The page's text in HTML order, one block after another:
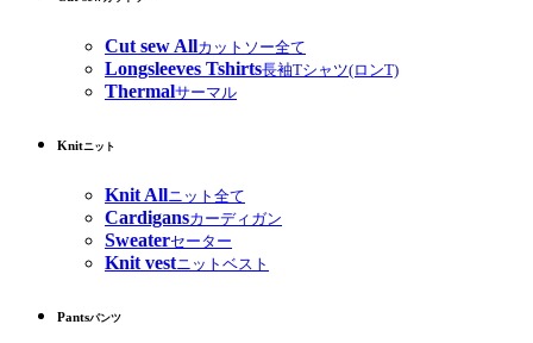
Cut sew Allカットソー全て
Longsleeves Tshirts長袖Tシャツ(ロンT)
Thermalサーマル
Knitニット
Knit Allニット全て
Cardigansカーディガン
Sweaterセーター
Knit vestニットベスト
Pantsパンツ